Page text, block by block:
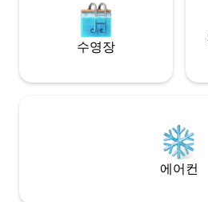
수영장
에어컨